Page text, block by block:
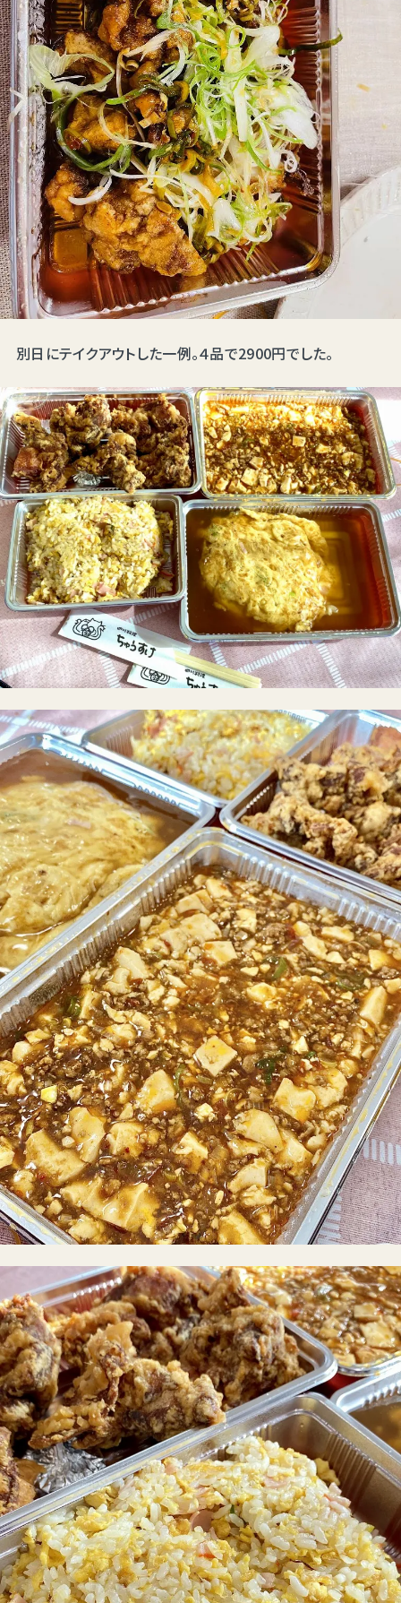
別日にテイクアウトした一例。４品で2900円でした。